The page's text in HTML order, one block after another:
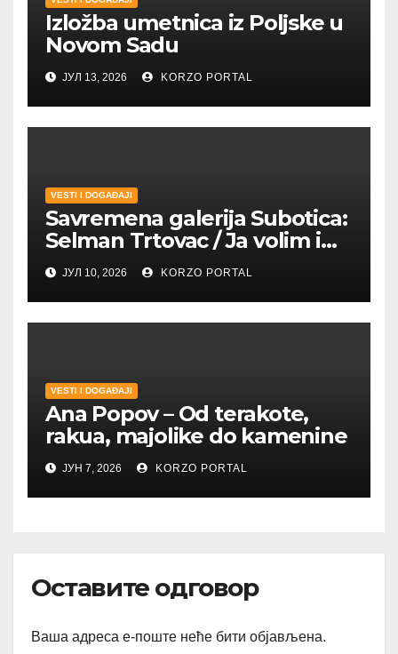
Izložba umetnica iz Poljske u
Novom Sadu
ЈУЛ 13, 2026 KORZO PORTAL
VESTI I DOGAĐAJI
Savremena galerija Subotica:
Selman Trtovac / Ja volim i
umetnost drugih
ЈУЛ 10, 2026 KORZO PORTAL
VESTI I DOGAĐAJI
Ana Popov – Od terakote,
rakua, majolike do kamenine
ЈУН 7, 2026 KORZO PORTAL
Оставите одговор
Ваша адреса е-поште неће бити објављена.